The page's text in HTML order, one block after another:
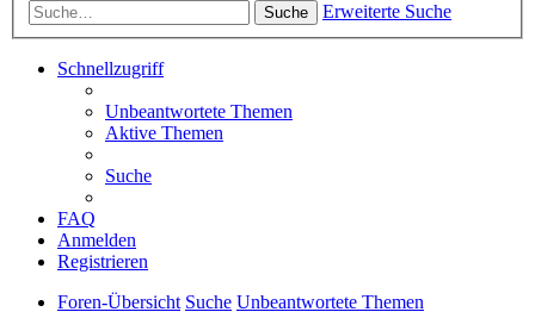
Suche Erweiterte Suche
Schnellzugriff
Unbeantwortete Themen
Aktive Themen
Suche
FAQ
Anmelden
Registrieren
Foren-Übersicht Suche Unbeantwortete Themen